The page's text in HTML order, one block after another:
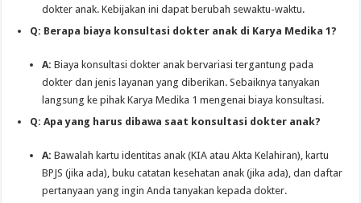
dokter anak. Kebijakan ini dapat berubah sewaktu-waktu.
Q: Berapa biaya konsultasi dokter anak di Karya Medika 1?
A: Biaya konsultasi dokter anak bervariasi tergantung pada
dokter dan jenis layanan yang diberikan. Sebaiknya tanyakan
langsung ke pihak Karya Medika 1 mengenai biaya konsultasi.
Q: Apa yang harus dibawa saat konsultasi dokter anak?
A: Bawalah kartu identitas anak (KIA atau Akta Kelahiran), kartu
BPJS (jika ada), buku catatan kesehatan anak (jika ada), dan daftar
pertanyaan yang ingin Anda tanyakan kepada dokter.